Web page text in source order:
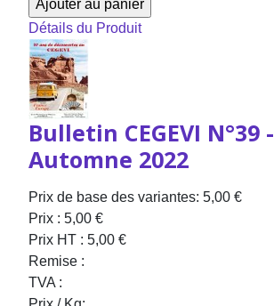
Détails du Produit
Bulletin CEGEVI N°39 -
Automne 2022
Prix de base des variantes: 5,00 €
Prix : 5,00 €
Prix HT : 5,00 €
Remise :
TVA :